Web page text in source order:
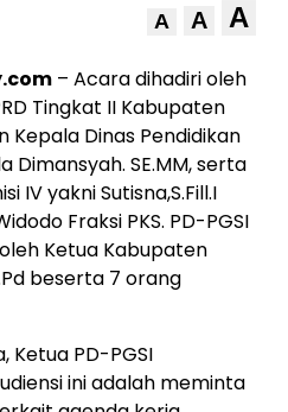
A A A
– Acara dihadiri oleh
Tingkat II Kabupaten
Kepala Dinas Pendidikan
Dimansyah. SE.MM, serta
IV yakni Sutisna,S.Fill.I
Fraksi PKS. PD-PGSI
Ketua Kabupaten
beserta 7 orang
Ketua PD-PGSI
ini adalah meminta